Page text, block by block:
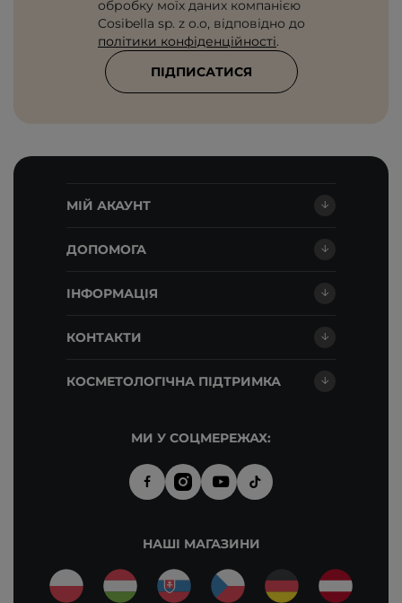
обробку моїх даних компанією
Cosibella sp. z o.o, відповідно до
політики конфіденційності.
ПІДПИСАТИСЯ
МІЙ АКАУНТ
ДОПОМОГА
ІНФОРМАЦІЯ
КОНТАКТИ
КОСМЕТОЛОГІЧНА ПІДТРИМКА
МИ У СОЦМЕРЕЖАХ:
НАШІ МАГАЗИНИ